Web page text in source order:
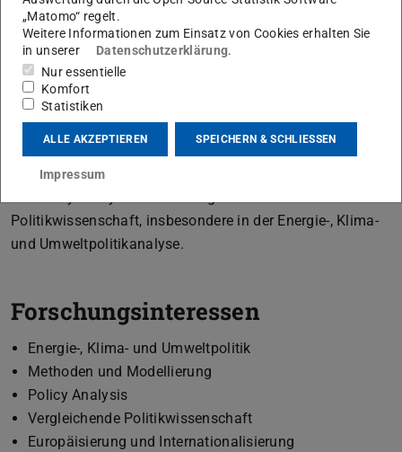
Nachwuchsgruppe
Integrierte Systemanalyseim
Cluster-Projekt
Clean Circlesder TU Darmstadt. Zuvor
war ich Juniorprofessor für
Modelle der Wohnungs-
und Energiepolitik in Städten
Ich habe Politik- und Verwaltungswissenschaft an der
Universität Konstanz studiert und hier auch promoviert.
tätig. Meine Forschungsschwerpunkte liegen im Bereich
Politikwissenschaft, insbesondere in der Energie-, Klima-
und Umweltpolitikanalyse.
Forschungsinteressen
Energie-, Klima- und Umweltpolitik
Methoden und Modellierung
Policy Analysis
Vergleichende Politikwissenschaft
Europäisierung und Internationalisierung
„Matomo“ regelt.
Weitere Informationen zum Einsatz von Cookies erhalten Sie
in unserer
Datenschutzerklärung.
Nur essentielle
Komfort
Statistiken
ALLE AKZEPTIEREN SPEICHERN & SCHLIESSEN
Impressum